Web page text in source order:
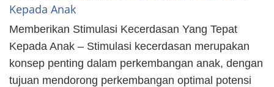
Kepada Anak
Memberikan Stimulasi Kecerdasan Yang Tepat
Kepada Anak – Stimulasi kecerdasan merupakan
konsep penting dalam perkembangan anak, dengan
tujuan mendorong perkembangan optimal potensi